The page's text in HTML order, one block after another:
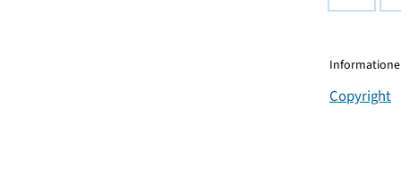
Copyright